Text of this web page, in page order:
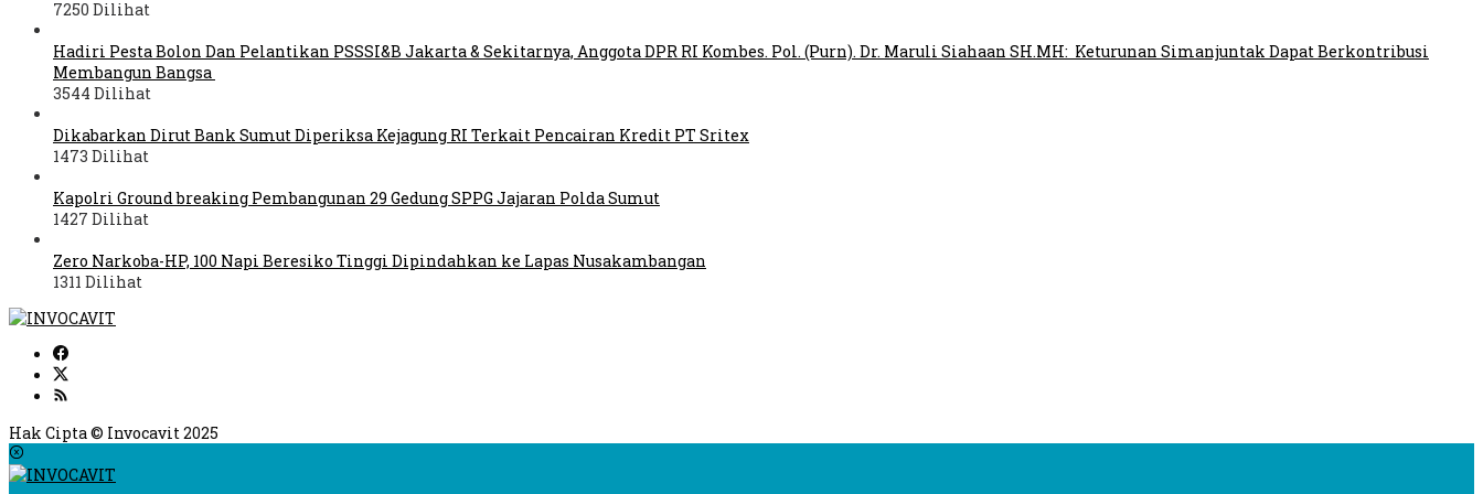
7250 Dilihat
Hadiri Pesta Bolon Dan Pelantikan PSSSI&B Jakarta & Sekitarnya, Anggota DPR RI Kombes. Pol. (Purn). Dr. Maruli Siahaan SH.MH: Keturunan Simanjuntak Dapat Berkontribusi
Membangun Bangsa
3544 Dilihat
Dikabarkan Dirut Bank Sumut Diperiksa Kejagung RI Terkait Pencairan Kredit PT Sritex
1473 Dilihat
Kapolri Ground breaking Pembangunan 29 Gedung SPPG Jajaran Polda Sumut
1427 Dilihat
Zero Narkoba-HP, 100 Napi Beresiko Tinggi Dipindahkan ke Lapas Nusakambangan
1311 Dilihat
Hak Cipta © Invocavit 2025